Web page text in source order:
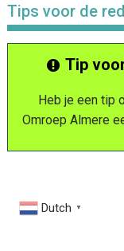
Tips voor de
Tip
Heb je een tip
Omroep Almere
Dutch ▼